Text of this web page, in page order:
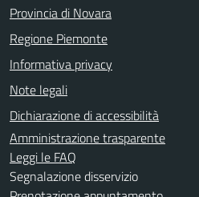
Provincia di Novara
Regione Piemonte
Informativa privacy
Note legali
Dichiarazione di accessibilità
Amministrazione trasparente
Leggi le FAQ
Segnalazione disservizio